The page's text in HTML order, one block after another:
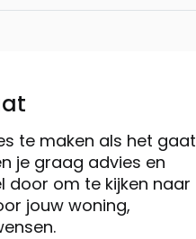
te maken als het gaat
je graag advies en
door om te kijken naar
jouw woning,